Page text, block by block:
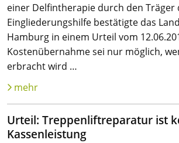
einer Delfintherapie durch den Träger
Eingliederungshilfe bestätigte das
Hamburg in einem Urteil vom
Kostenübernahme sei nur möglich,
erbracht wird …
mehr
Urteil: Treppenliftreparatur ist
Kassenleistung